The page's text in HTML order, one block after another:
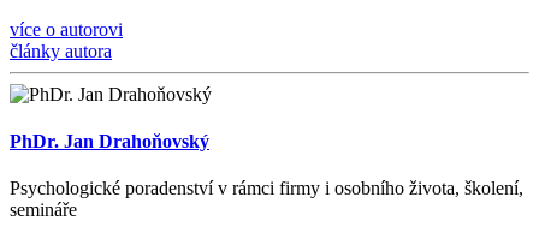
více o autorovi
články autora
PhDr. Jan Drahoňovský
Psychologické poradenství v rámci firmy i osobního života, školení,
semináře